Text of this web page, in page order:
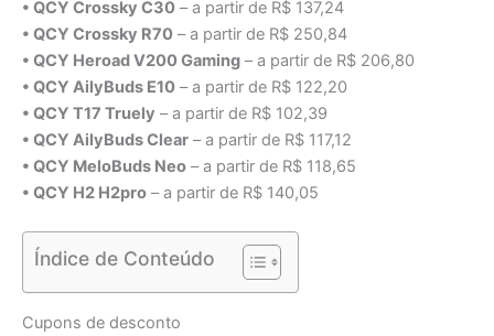
• QCY Crossky C30 – a partir de R$ 137,24
• QCY Crossky R70 – a partir de R$ 250,84
• QCY Heroad V200 Gaming – a partir de R$ 206,80
• QCY AilyBuds E10 – a partir de R$ 122,20
• QCY T17 Truely – a partir de R$ 102,39
• QCY AilyBuds Clear – a partir de R$ 117,12
• QCY MeloBuds Neo – a partir de R$ 118,65
• QCY H2 H2pro – a partir de R$ 140,05
Índice de Conteúdo
Cupons de desconto